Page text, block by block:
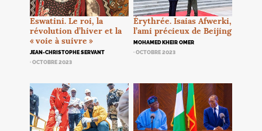
Eswatini. Le roi, la
révolution d’hiver et la
«voie à suivre »
JEAN-CHRISTOPHE SERVANT
· OCTOBRE 2023
Érythrée. Isaias Afwerki,
l’ami précieux de Beijing
MOHAMED KHEIR OMER
· OCTOBRE 2023